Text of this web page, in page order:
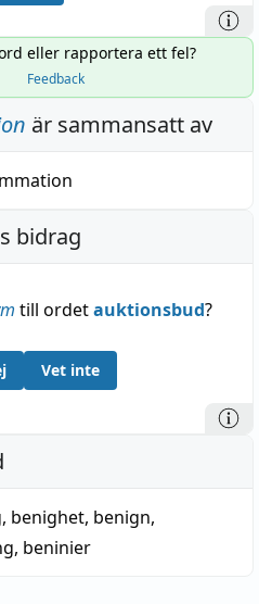
eller rapportera ett fel?
Feedback
är sammansatt av
bidrag
till ordetauktionsbud?
Vet inte
, benighet, benign,
, beninier